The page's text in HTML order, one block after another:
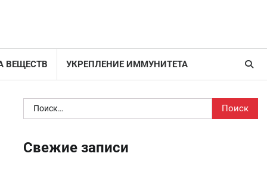
ВЕЩЕСТВ УКРЕПЛЕНИЕ ИММУНИТЕТА
Найти:
Свежие записи